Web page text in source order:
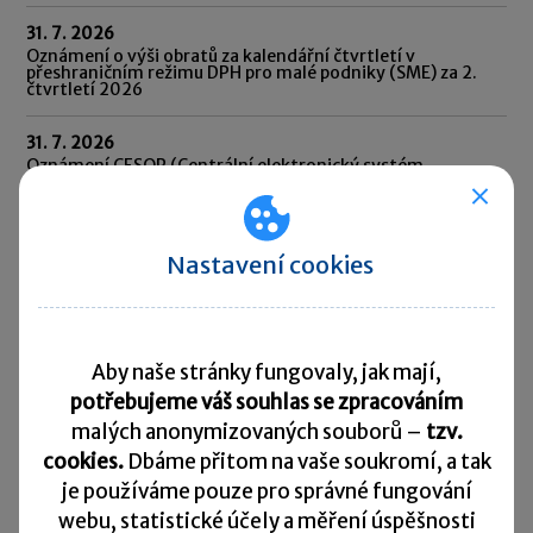
31. 7. 2026
Oznámení o výši obratů za kalendářní čtvrtletí v
přeshraničním režimu DPH pro malé podniky (SME) za 2.
čtvrtletí 2026
31. 7. 2026
Oznámení CESOP (Centrální elektronický systém
Odvod daně vybírané srážkou podle zvláštní sazby daně za
Přehled všech termínů ►
Kurzovní lístek
Nastavení cookies
Aby naše stránky fungovaly, jak mají,
potřebujeme váš souhlas se zpracováním
malých anonymizovaných souborů – tzv.
cookies. Dbáme přitom na vaše soukromí, a tak
je používáme pouze pro správné fungování
webu, statistické účely a měření úspěšnosti